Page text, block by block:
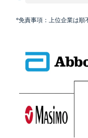
*免責事項：上位企業は順